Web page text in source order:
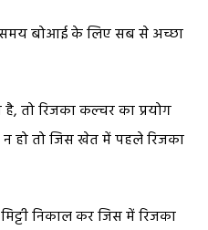
बोआई के लिए सब से अच्छा
तो रिजका कल्चर का प्रयोग
हो तो जिस खेत में पहले रिजका
निकाल कर जिस में रिजका